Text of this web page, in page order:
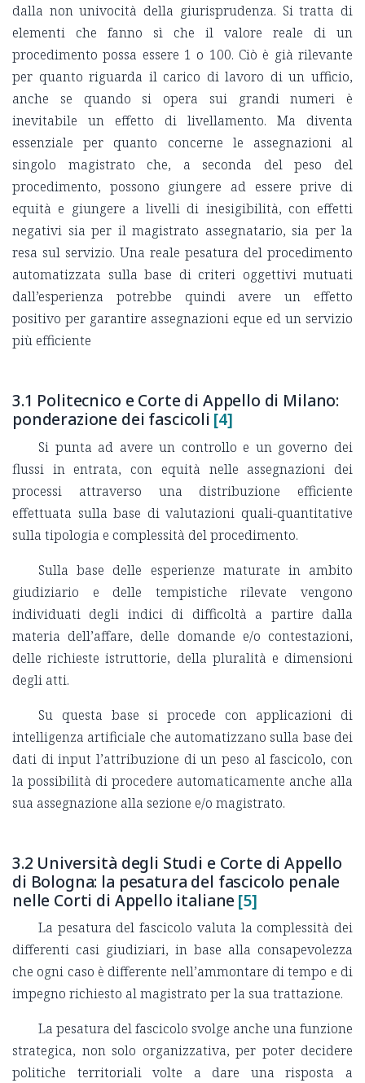
dalla non univocità della giurisprudenza. Si tratta di
elementi che fanno sì che il valore reale di un
procedimento possa essere 1 o 100. Ciò è già rilevante
per quanto riguarda il carico di lavoro di un ufficio,
anche se quando si opera sui grandi numeri è
inevitabile un effetto di livellamento. Ma diventa
essenziale per quanto concerne le assegnazioni al
singolo magistrato che, a seconda del peso del
procedimento, possono giungere ad essere prive di
equità e giungere a livelli di inesigibilità, con effetti
negativi sia per il magistrato assegnatario, sia per la
resa sul servizio. Una reale pesatura del procedimento
automatizzata sulla base di criteri oggettivi mutuati
dall’esperienza potrebbe quindi avere un effetto
positivo per garantire assegnazioni eque ed un servizio
più efficiente
3.1 Politecnico e Corte di Appello di Milano:
ponderazione dei fascicoli [4]
Si punta ad avere un controllo e un governo dei
flussi in entrata, con equità nelle assegnazioni dei
processi attraverso una distribuzione efficiente
effettuata sulla base di valutazioni quali-quantitative
sulla tipologia e complessità del procedimento.
Sulla base delle esperienze maturate in ambito
giudiziario e delle tempistiche rilevate vengono
individuati degli indici di difficoltà a partire dalla
materia dell’affare, delle domande e/o contestazioni,
delle richieste istruttorie, della pluralità e dimensioni
degli atti.
Su questa base si procede con applicazioni di
intelligenza artificiale che automatizzano sulla base dei
dati di input l’attribuzione di un peso al fascicolo, con
la possibilità di procedere automaticamente anche alla
sua assegnazione alla sezione e/o magistrato.
3.2 Università degli Studi e Corte di Appello
di Bologna: la pesatura del fascicolo penale
nelle Corti di Appello italiane [5]
La pesatura del fascicolo valuta la complessità dei
differenti casi giudiziari, in base alla consapevolezza
che ogni caso è differente nell’ammontare di tempo e di
impegno richiesto al magistrato per la sua trattazione.
La pesatura del fascicolo svolge anche una funzione
strategica, non solo organizzativa, per poter decidere
politiche territoriali volte a dare una risposta a